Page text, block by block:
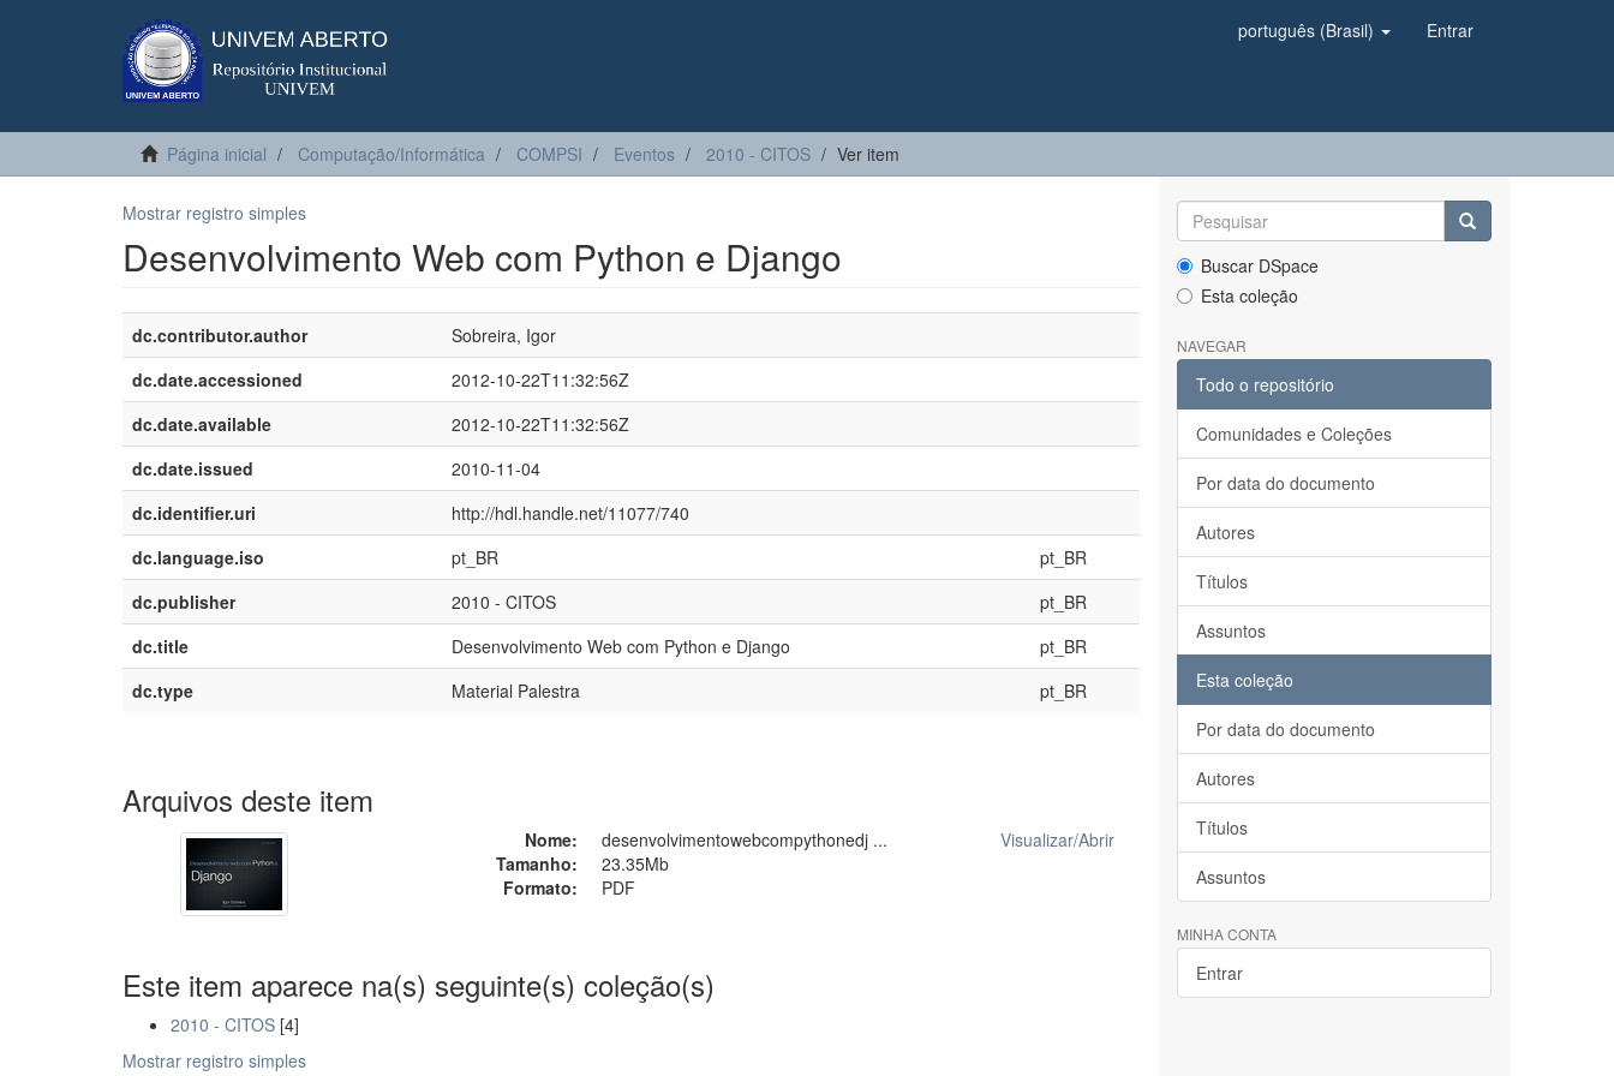
português (Brasil) Entrar
Página inicial Computação/Informática COMPSI Eventos 2010 - CITOS Ver item
Mostrar registro simples
Desenvolvimento Web com Python e Django
dc.contributor.author
Sobreira, Igor
dc.date.accessioned
2012-10-22T11:32:56Z
dc.date.available
2012-10-22T11:32:56Z
dc.date.issued
2010-11-04
dc.identifier.uri
http://hdl.handle.net/11077/740
dc.language.iso
pt_BR
pt_BR
dc.publisher
2010 - CITOS
pt_BR
dc.title
Desenvolvimento Web com Python e Django
pt_BR
dc.type
Material Palestra pt_BR
Arquivos deste item
Nome:
desenvolvimentowebcompythonedj ...
Tamanho:
23.35Mb
Formato:
PDF
Visualizar/Abrir
Este item aparece na(s) seguinte(s) coleção(s)
2010 - CITOS [4]
Mostrar registro simples
Buscar DSpace
Esta coleção
NAVEGAR
Todo o repositório
Comunidades e Coleções
Por data do documento
Autores
Títulos
Assuntos
Esta coleção
Por data do documento
Autores
Títulos
Assuntos
MINHA CONTA
Entrar